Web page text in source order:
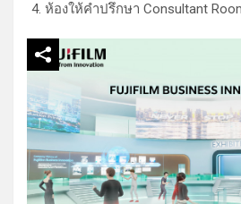
ห้องให้คำปรึกษา Consultant